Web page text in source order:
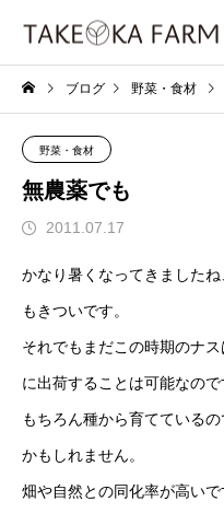
ブログ 野菜・食材
野菜・食材
無農薬でも
2011.07.17
かなり暑くなってきました
もきついです。
それでもまだこの時期のナ
に出荷することは可能なので
もちろん種から育てている
かもしれません。
畑や自然との同化率が高いで